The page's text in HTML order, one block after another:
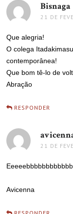
Bisnaga
21 DE
Que alegria!
O colega
contemporânea!
Que bom tê-lo de
Abração
RESPONDER
21 DE
Avicenna